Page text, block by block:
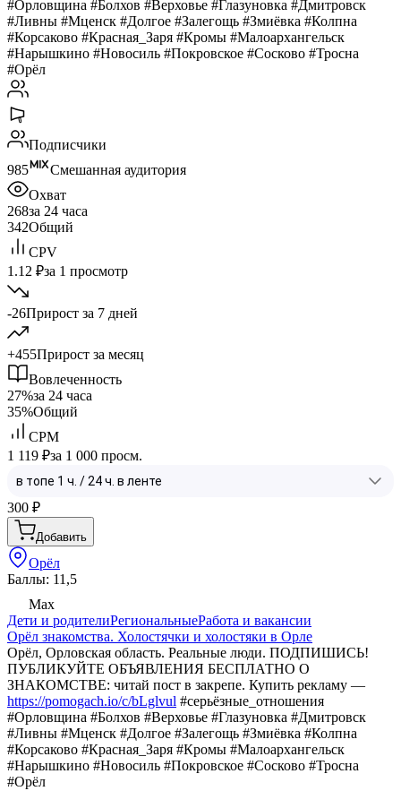
#Орловщина #Болхов #Верховье #Глазуновка #Дмитровск
#Ливны #Мценск #Долгое #Залегощь #Змиёвка #Колпна
#Корсаково #Красная_Заря #Кромы #Малоархангельск
#Нарышкино #Новосиль #Покровское #Сосково #Тросна
#Орёл
Подписчики
985
Смешанная аудитория
Охват
268за 24 часа
342Общий
CPV
1.12 ₽за 1 просмотр
-26Прирост за 7 дней
+455Прирост за месяц
Вовлеченность
27%за 24 часа
35%Общий
CPM
1 119 ₽за 1 000 просм.
300 ₽
Добавить
Орёл
Баллы: 11,5
Max
Дети и родителиРегиональныеРабота и вакансии
Орёл знакомства. Холостячки и холостяки в Орле
Орёл, Орловская область. Реальные люди. ПОДПИШИСЬ!
ПУБЛИКУЙТЕ ОБЪЯВЛЕНИЯ БЕСПЛАТНО О
ЗНАКОМСТВЕ: читай пост в закрепе. Купить рекламу —
https://pomogach.io/c/bLglvul #серьёзные_отношения
#Орловщина #Болхов #Верховье #Глазуновка #Дмитровск
#Ливны #Мценск #Долгое #Залегощь #Змиёвка #Колпна
#Корсаково #Красная_Заря #Кромы #Малоархангельск
#Нарышкино #Новосиль #Покровское #Сосково #Тросна
#Орёл